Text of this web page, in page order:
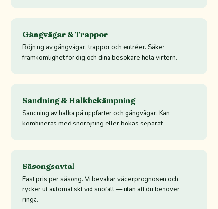
Gångvägar & Trappor
Röjning av gångvägar, trappor och entréer. Säker
framkomlighet för dig och dina besökare hela vintern.
Sandning & Halkbekämpning
Sandning av halka på uppfarter och gångvägar. Kan
kombineras med snöröjning eller bokas separat.
Säsongsavtal
Fast pris per säsong. Vi bevakar väderprognosen och
rycker ut automatiskt vid snöfall — utan att du behöver
ringa.